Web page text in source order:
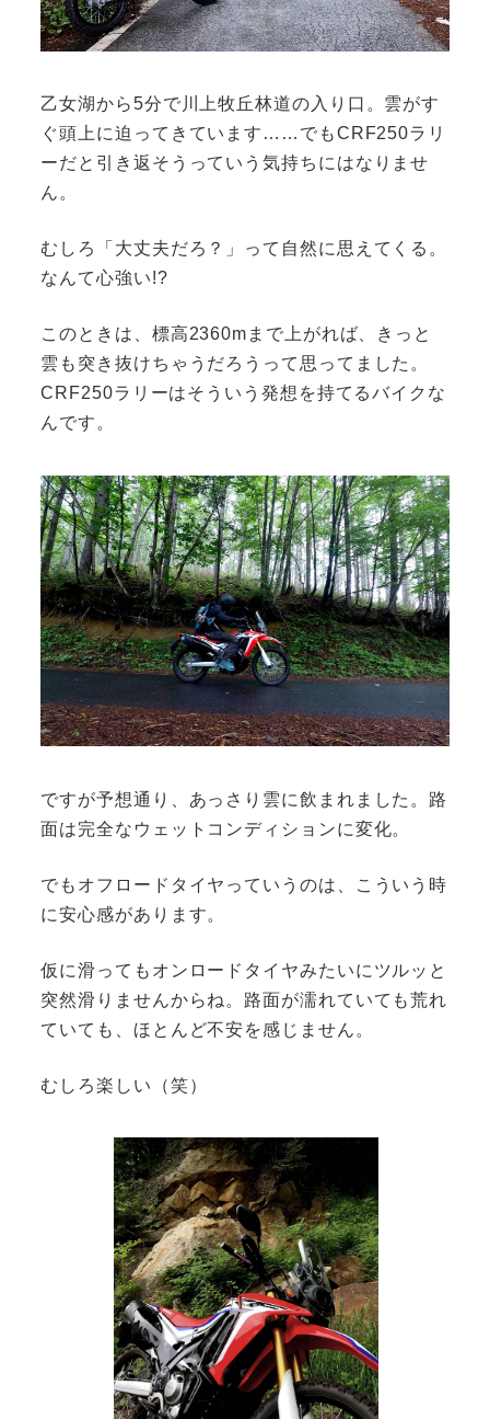
乙女湖から5分で川上牧丘林道の入り口。雲がす
ぐ頭上に迫ってきています……でもCRF250ラリ
ーだと引き返そうっていう気持ちにはなりませ
ん。
むしろ「大丈夫だろ？」って自然に思えてくる。
なんて心強い!?
このときは、標高2360mまで上がれば、きっと
雲も突き抜けちゃうだろうって思ってました。
CRF250ラリーはそういう発想を持てるバイクな
んです。
ですが予想通り、あっさり雲に飲まれました。路
面は完全なウェットコンディションに変化。
でもオフロードタイヤっていうのは、こういう時
に安心感があります。
仮に滑ってもオンロードタイヤみたいにツルッと
突然滑りませんからね。路面が濡れていても荒れ
ていても、ほとんど不安を感じません。
むしろ楽しい（笑）